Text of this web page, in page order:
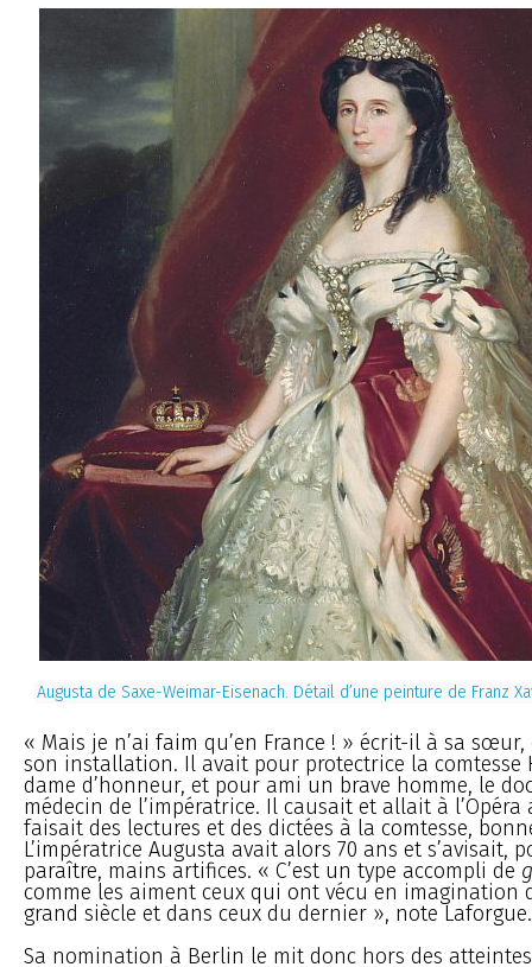
Augusta de Saxe-Weimar-Eisenach. Détail d’une peinture de Franz
« Mais je n’ai faim qu’en France ! » écrit-il à sa
son installation. Il avait pour protectrice la comtesse
dame d’honneur, et pour ami un brave homme, le
médecin de l’impératrice. Il causait et allait à l’Opéra
faisait des lectures et des dictées à la comtesse,
L’impératrice Augusta avait alors 70 ans et s’avisait,
paraître, mains artifices. « C’est un type accompli de
comme les aiment ceux qui ont vécu en imagination
grand siècle et dans ceux du dernier », note Laforgue.
Sa nomination à Berlin le mit donc hors des